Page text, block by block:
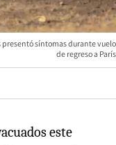
presentó síntomas durante vuelo
de regreso a París
este